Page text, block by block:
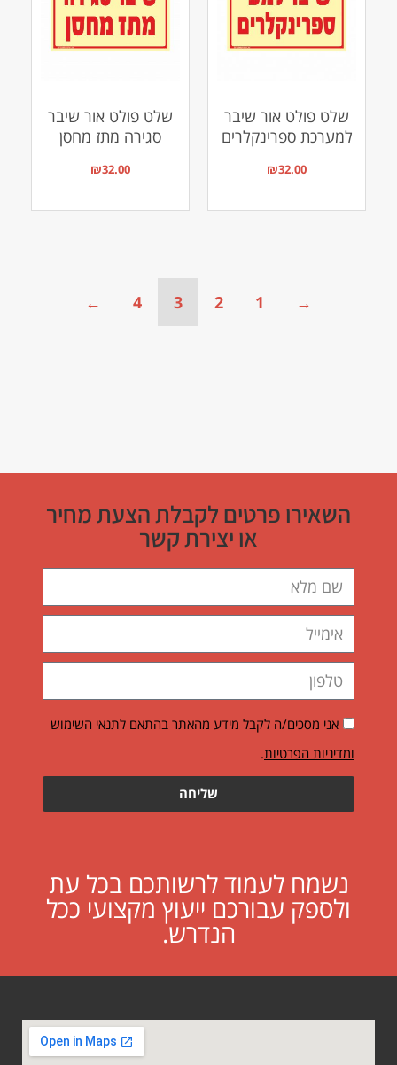
שלט פולט אור שיבר
למערכת ספרינקלרים
₪32.00
שלט פולט אור שיבר
סגירה מתז מחסן
₪32.00
→
1
2
3
4
←
השאירו פרטים לקבלת הצעת מחיר
או יצירת קשר
אני מסכים/ה לקבל מידע מהאתר בהתאם לתנאי השימוש
ומדיניות הפרטיות.
שליחה
נשמח לעמוד לרשותכם בכל עת
ולספק עבורכם ייעוץ מקצועי ככל
הנדרש.